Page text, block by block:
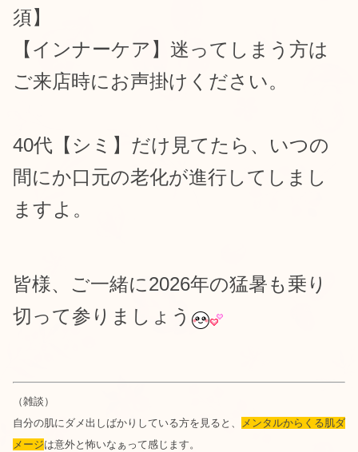
須】
【インナーケア】迷ってしまう方は
ご来店時にお声掛けください。
40代【シミ】だけ見てたら、いつの
間にか口元の老化が進行してしまし
ますよ。
皆様、ご一緒に2026年の猛暑も乗り
切って参りましょう
（雑談）
自分の肌にダメ出しばかりしている方を見ると、
メンタルからくる肌ダ
メージは意外と怖いなぁって感じます。